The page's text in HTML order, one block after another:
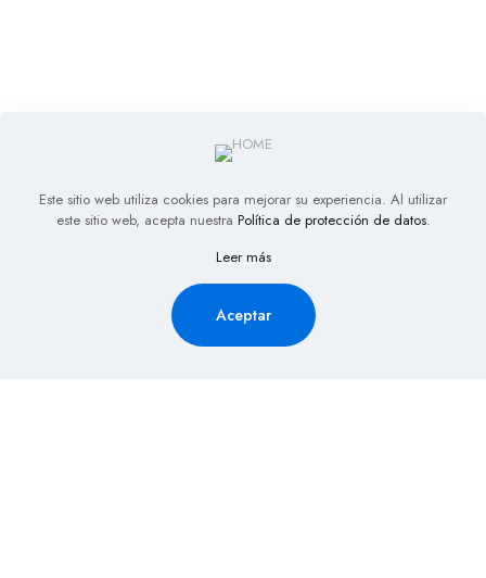
Este sitio web utiliza cookies para mejorar su experiencia. Al utilizar
este sitio web, acepta nuestra Política de protección de datos.
Leer más
Aceptar